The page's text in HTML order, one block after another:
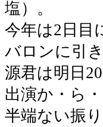
塩）。
今年は2日目
バロンに引
源君は明日
出演か・ら
半端ない振